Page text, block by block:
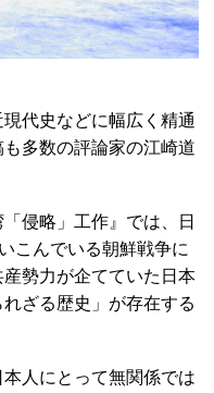
代史などに幅広く精通
多数の評論家の江崎道
侵略」工作』では、日
こんでいる朝鮮戦争に
勢力が企てていた日本
ざる歴史」が存在する
人にとって無関係では